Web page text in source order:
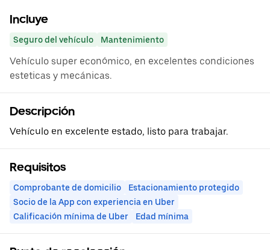
Incluye
Seguro del vehículo Mantenimiento
Vehículo super económico, en excelentes condiciones
esteticas y mecánicas.
Descripción
Vehículo en excelente estado, listo para trabajar.
Requisitos
Comprobante de domicilio
Estacionamiento protegido
Socio de la App con experiencia en Uber
Calificación mínima de Uber
Edad mínima